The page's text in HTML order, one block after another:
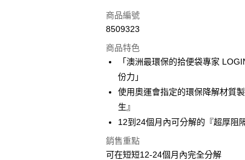
信用卡一次付款
LINE Pay
Apple Pay
街口支付
悠遊付
ATM付款
商品編號
8509323
商品特色
「澳洲最環保的拾便袋專家
份力」
使用奧運會指定的環保降解材質
生』
12到24個月內可分解的『超厚阻
銷售重點
可在短短12-24個月內完全分解